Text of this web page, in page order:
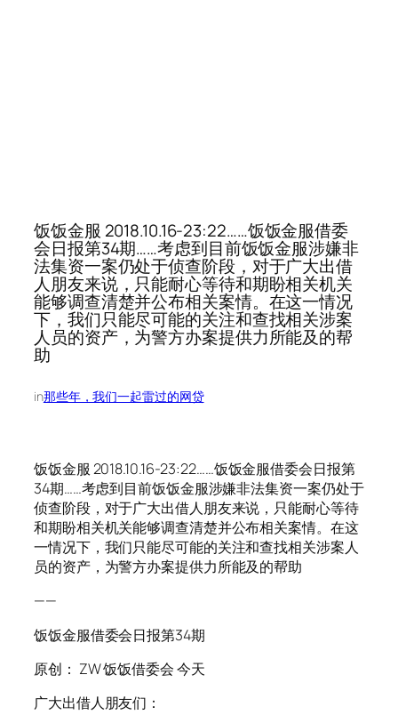
饭饭金服 2018.10.16-23:22……饭饭金服借委
会日报第34期……考虑到目前饭饭金服涉嫌非
法集资一案仍处于侦查阶段，对于广大出借
人朋友来说，只能耐心等待和期盼相关机关
能够调查清楚并公布相关案情。在这一情况
下，我们只能尽可能的关注和查找相关涉案
人员的资产，为警方办案提供力所能及的帮
助
in那些年，我们一起雷过的网贷
饭饭金服 2018.10.16-23:22……饭饭金服借委会日报第
34期……考虑到目前饭饭金服涉嫌非法集资一案仍处于
侦查阶段，对于广大出借人朋友来说，只能耐心等待
和期盼相关机关能够调查清楚并公布相关案情。在这
一情况下，我们只能尽可能的关注和查找相关涉案人
员的资产，为警方办案提供力所能及的帮助
——
饭饭金服借委会日报第34期
原创： ZW 饭饭借委会 今天
广大出借人朋友们：